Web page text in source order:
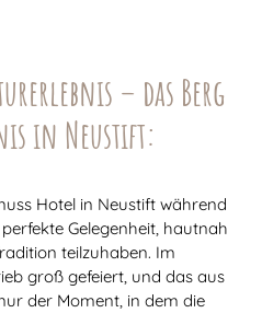
– das Berg
in Neustift:
Hotel in Neustift während
Gelegenheit, hautnah
teilzuhaben. Im
groß gefeiert, und das aus
der Moment, in dem die